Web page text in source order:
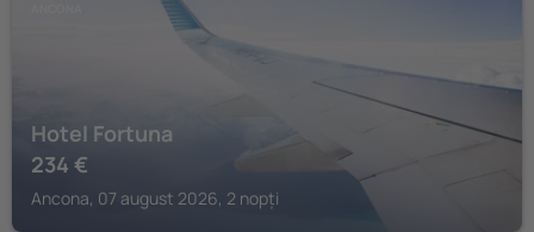
Hotel Fortuna
234 €
Ancona, 07 august 2026, 2 nopți